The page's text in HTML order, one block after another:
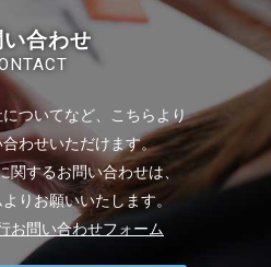
合わせ
ついてなど、こちらより
わせいただけます。
関するお問い合わせは、
りお願いいたします。
お問い合わせフォーム